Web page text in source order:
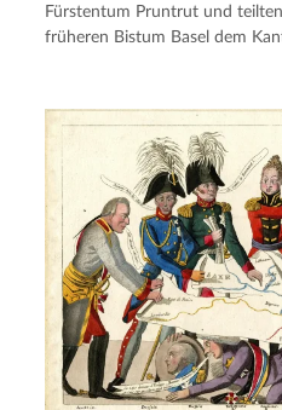
Fürstentum Pruntrut und
früheren Bistum Basel dem